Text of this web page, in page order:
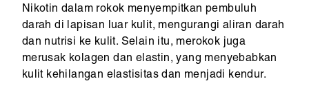
Nikotin dalam rokok menyempitkan pembuluh
darah di lapisan luar kulit, mengurangi aliran darah
dan nutrisi ke kulit. Selain itu, merokok juga
merusak kolagen dan elastin, yang menyebabkan
kulit kehilangan elastisitas dan menjadi kendur.